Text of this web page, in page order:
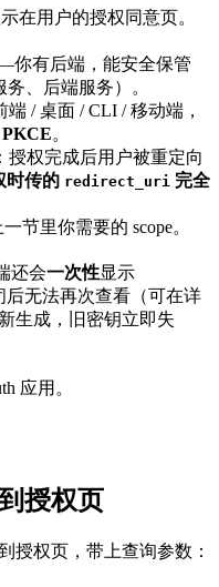
示在用户的授权同意页。
有后端，能安全保管
务、后端服务）。
/ 桌面 / CLI / 移动端，
PKCE。
：授权完成后用户被重定向
时传的 redirect_uri 完全
一节里你需要的 scope。
还会一次性显示
无法再次查看（可在详
生成，旧密钥立即失
应用。
授权页
授权页，带上查询参数：